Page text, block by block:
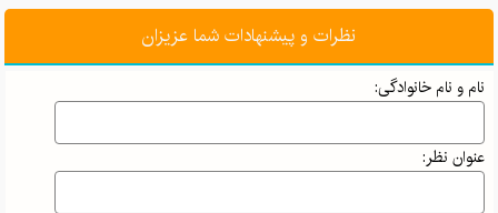
نظرات و پیشنهادات شما عزیزان
نام و نام خانوادگی:
عنوان نظر: